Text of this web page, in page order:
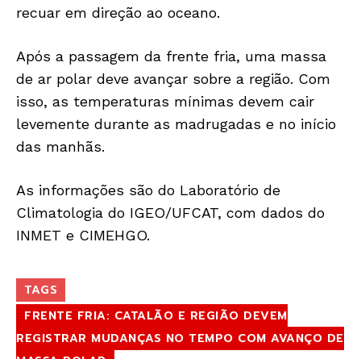
recuar em direção ao oceano.
Após a passagem da frente fria, uma massa
de ar polar deve avançar sobre a região. Com
isso, as temperaturas mínimas devem cair
levemente durante as madrugadas e no início
das manhãs.
As informações são do Laboratório de
Climatologia do IGEO/UFCAT, com dados do
INMET e CIMEHGO.
TAGS
FRENTE FRIA: CATALÃO E REGIÃO DEVEM
REGISTRAR MUDANÇAS NO TEMPO COM AVANÇO DE